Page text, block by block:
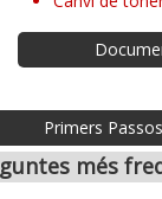
Primers Passos
més